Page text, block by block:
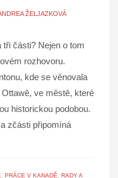
ŽELJAZKOVÁ
části? Nejen o tom
rozhovoru.
kde se věnovala
ve městě, které
historickou podobou.
zčásti připomíná
, PRÁCE V KANADĚ, RADY A